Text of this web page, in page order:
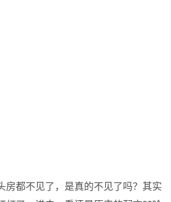
都不见了，是真的不见了吗？其实